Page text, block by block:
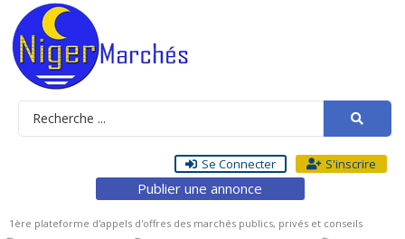
Se Connecter S'inscrire
Publier une annonce
1ère plateforme d'appels d'offres des marchés publics, privés et conseils